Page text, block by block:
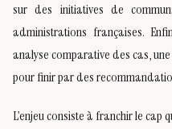
sur des initiatives de
administrations françaises.
analyse comparative des cas,
pour finir par des
L’enjeu consiste à franchir le cap